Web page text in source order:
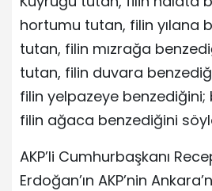
hortumu tutan, filin yılana
tutan, filin mızrağa
tutan, filin duvara
filin yelpazeye
filin ağaca benzediğini
AKP’li Cumhurbaşkanı
Erdoğan’ın AKP’nin